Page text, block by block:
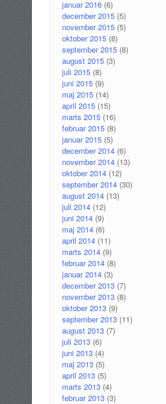
januar 2016 (6)
december 2015 (5)
november 2015 (5)
oktober 2015 (8)
september 2015 (8)
august 2015 (3)
juli 2015 (8)
juni 2015 (9)
maj 2015 (14)
april 2015 (15)
marts 2015 (16)
februar 2015 (8)
januar 2015 (5)
december 2014 (6)
november 2014 (13)
oktober 2014 (12)
september 2014 (30)
august 2014 (13)
juli 2014 (12)
juni 2014 (9)
maj 2014 (6)
april 2014 (11)
marts 2014 (9)
februar 2014 (8)
januar 2014 (3)
december 2013 (7)
november 2013 (8)
oktober 2013 (9)
september 2013 (11)
august 2013 (7)
juli 2013 (6)
juni 2013 (4)
maj 2013 (5)
april 2013 (5)
marts 2013 (4)
februar 2013 (3)